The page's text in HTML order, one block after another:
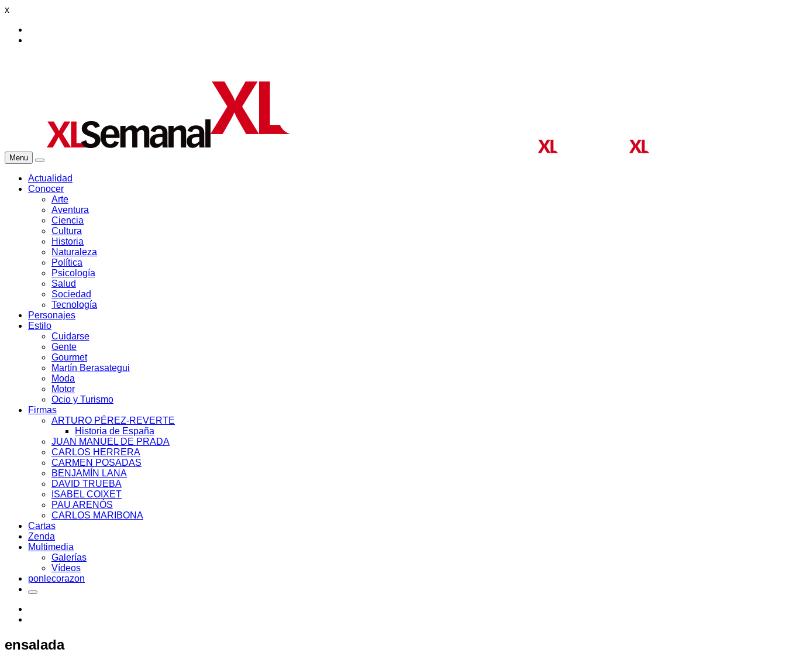
x
Menu
Actualidad
Conocer
Arte
Aventura
Ciencia
Cultura
Historia
Naturaleza
Política
Psicología
Salud
Sociedad
Tecnología
Personajes
Estilo
Cuidarse
Gente
Gourmet
Martín Berasategui
Moda
Motor
Ocio y Turismo
Firmas
ARTURO PÉREZ-REVERTE
Historia de España
JUAN MANUEL DE PRADA
CARLOS HERRERA
CARMEN POSADAS
BENJAMÍN LANA
DAVID TRUEBA
ISABEL COIXET
PAU ARENÓS
CARLOS MARIBONA
Cartas
Zenda
Multimedia
Galerías
Vídeos
ponlecorazon
ensalada